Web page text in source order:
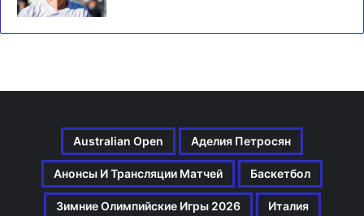
Australian Open Аделия Петросян
Анонсы И Трансляции Матчей Баскетбол
Зимние Олимпийские Игры 2026 Италия